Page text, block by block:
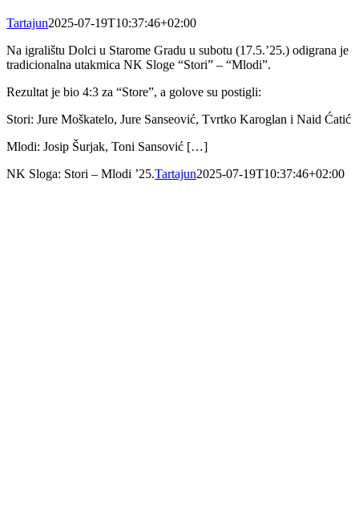
Tartajun2025-07-19T10:37:46+02:00
Na igralištu Dolci u Starome Gradu u subotu (17.5.’25.) odigrana je
tradicionalna utakmica NK Sloge “Stori” – “Mlodi”.
Rezultat je bio 4:3 za “Store”, a golove su postigli:
Stori: Jure Moškatelo, Jure Sanseović, Tvrtko Karoglan i Naid Ćatić
Mlodi: Josip Šurjak, Toni Sansović […]
NK Sloga: Stori – Mlodi ’25.Tartajun2025-07-19T10:37:46+02:00